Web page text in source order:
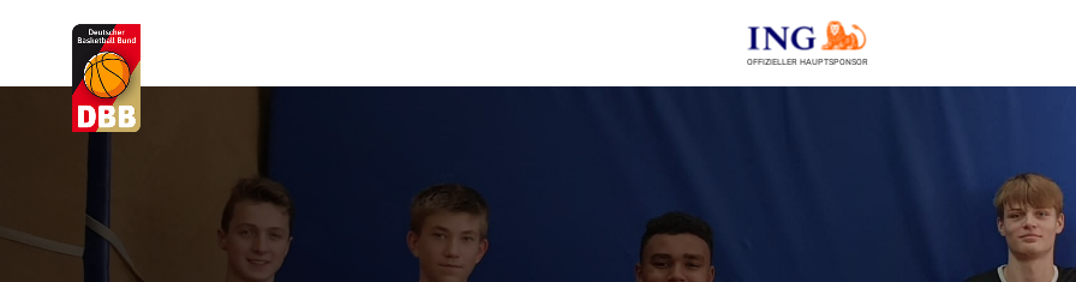
OFFIZIELLER HAUPTSPONSOR
Suchvorschläge
Amet Valputo